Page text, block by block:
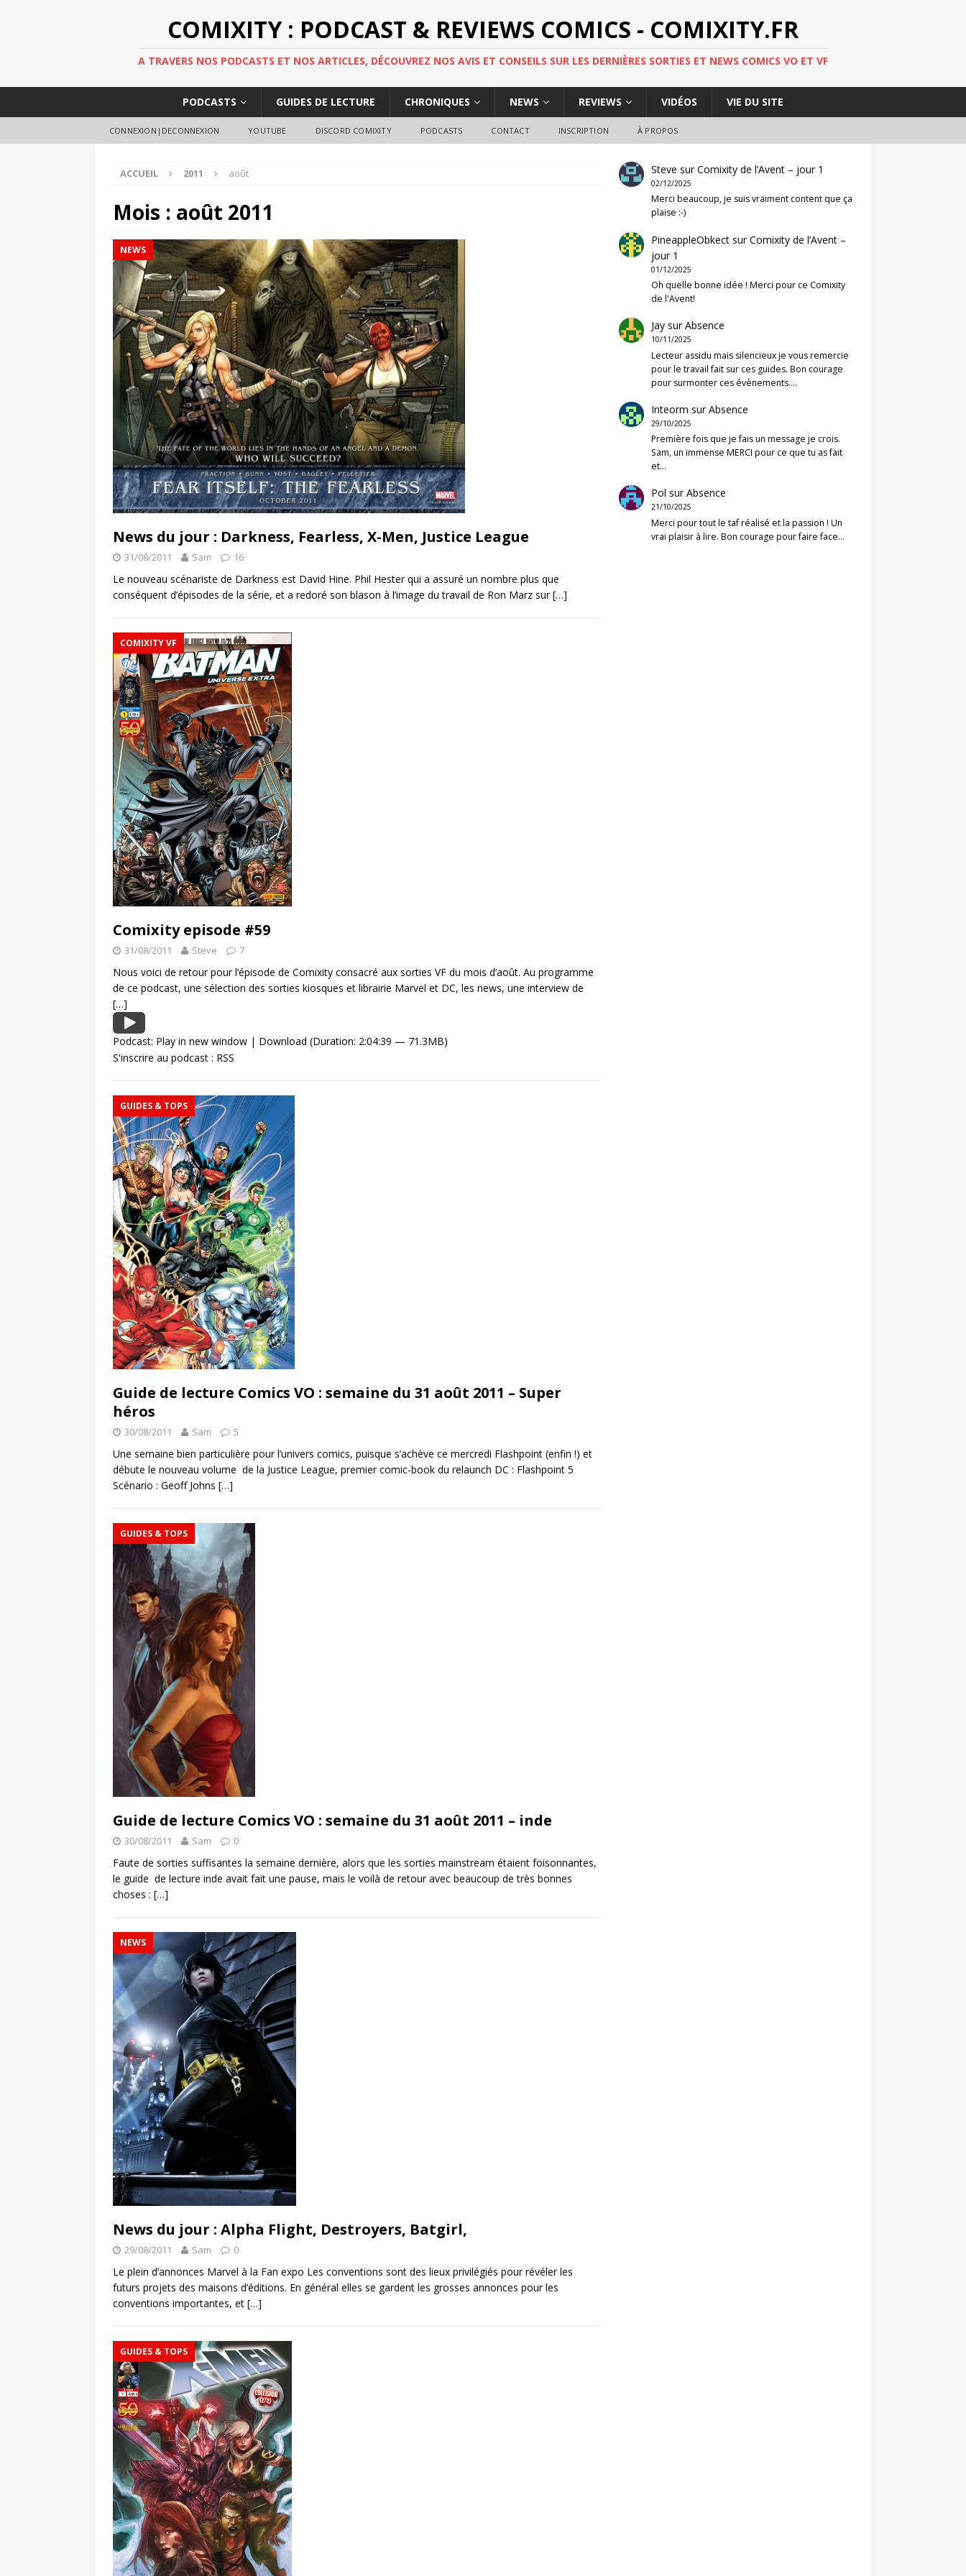
COMIXITY : PODCAST & REVIEWS COMICS - COMIXITY.FR
A TRAVERS NOS PODCASTS ET NOS ARTICLES, DÉCOUVREZ NOS AVIS ET CONSEILS SUR LES DERNIÈRES SORTIES ET NEWS COMICS VO ET VF
PODCASTS GUIDES DE LECTURE CHRONIQUES NEWS REVIEWS VIDÉOS VIE DU SITE
CONNEXION|DECONNEXION YOUTUBE DISCORD COMIXITY PODCASTS CONTACT INSCRIPTION À PROPOS
ACCUEIL 2011 août
Mois : août 2011
NEWS
News du jour : Darkness, Fearless, X-Men, Justice League
31/08/2011 Sam 16
Le nouveau scénariste de Darkness est David Hine. Phil Hester qui a assuré un nombre plus que
conséquent d’épisodes de la série, et a redoré son blason à l’image du travail de Ron Marz sur[…]
COMIXITY VF
Comixity episode #59
31/08/2011 Steve 7
Nous voici de retour pour l’épisode de Comixity consacré aux sorties VF du mois d’août. Au programme
de ce podcast, une sélection des sorties kiosques et librairie Marvel et DC, les news, une interview de
[…]
Podcast: Play in new window | Download (Duration: 2:04:39 — 71.3MB)
S'inscrire au podcast : RSS
GUIDES & TOPS
Guide de lecture Comics VO : semaine du 31 août 2011 – Super
héros
30/08/2011 Sam 5
Une semaine bien particulière pour l’univers comics, puisque s’achève ce mercredi Flashpoint (enfin !) et
débute le nouveau volume de la Justice League, premier comic-book du relaunch DC : Flashpoint 5
Scénario : Geoff Johns […]
GUIDES & TOPS
Guide de lecture Comics VO : semaine du 31 août 2011 – inde
30/08/2011 Sam 0
Faute de sorties suffisantes la semaine dernière, alors que les sorties mainstream étaient foisonnantes,
le guide de lecture inde avait fait une pause, mais le voilà de retour avec beaucoup de très bonnes
choses : […]
NEWS
News du jour : Alpha Flight, Destroyers, Batgirl,
29/08/2011 Sam 0
Le plein d’annonces Marvel à la Fan expo Les conventions sont des lieux privilégiés pour révéler les
futurs projets des maisons d’éditions. En général elles se gardent les grosses annonces pour les
conventions importantes, et […]
GUIDES & TOPS
Steve surComixity de l’Avent – jour 1
02/12/2025
Merci beaucoup, je suis vraiment content que ça
plaise :-)
PineappleObkect surComixity de l’Avent –
jour 1
01/12/2025
Oh quelle bonne idée ! Merci pour ce Comixity
de l'Avent!
Jay surAbsence
10/11/2025
Lecteur assidu mais silencieux je vous remercie
pour le travail fait sur ces guides. Bon courage
pour surmonter ces évènements.…
Inteorm surAbsence
29/10/2025
Première fois que je fais un message je crois.
Sam, un immense MERCI pour ce que tu as fait
et…
Pol surAbsence
21/10/2025
Merci pour tout le taf réalisé et la passion ! Un
vrai plaisir à lire. Bon courage pour faire face…